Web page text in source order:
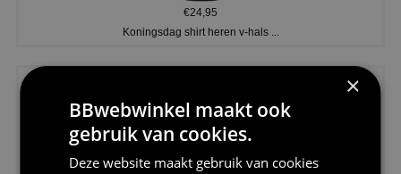
€24,95
Koningsdag shirt heren v-hals ...
€24,95
×
BBwebwinkel maakt ook
gebruik van cookies.
Deze website maakt gebruik van cookies